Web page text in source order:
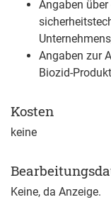
Angaben
Angaben zur
Biozid-
Kosten
keine
Keine, da Anzeige.